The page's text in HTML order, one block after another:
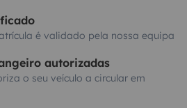
é validado pela nossa equipa
autorizadas
o seu veículo a circular em